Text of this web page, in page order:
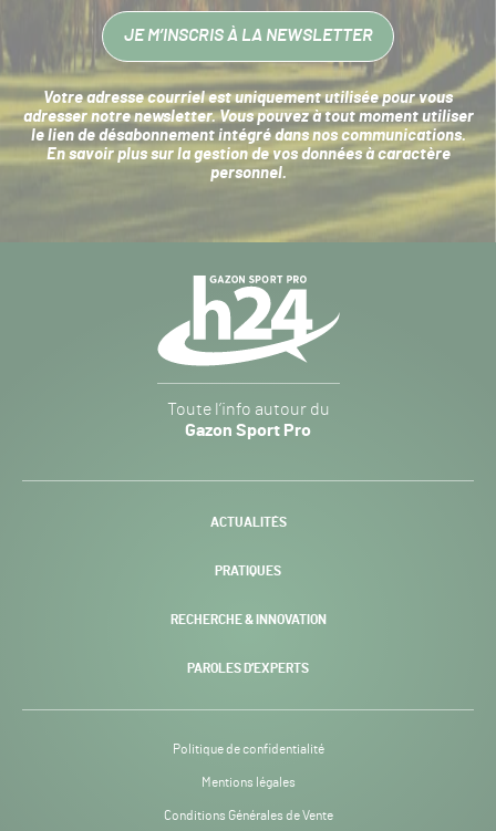
JE M’INSCRIS À LA NEWSLETTER
Votre adresse courriel est uniquement utilisée pour vous
adresser notre newsletter. Vous pouvez à tout moment utiliser
le lien de désabonnement intégré dans nos communications.
En savoir plus sur la gestion de vos données à caractère
personnel.
Sport
Pro
-
Toute l’info autour du
Gazon Sport Pro
ACTUALITÉS
PRATIQUES
RECHERCHE & INNOVATION
PAROLES D’EXPERTS
Politique de confidentialité
Mentions légales
Conditions Générales de Vente